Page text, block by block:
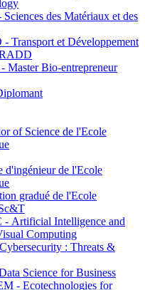
des Matériaux et des
Transport et Développement
Master Bio-entrepreneur
of Science de l'Ecole
d'ingénieur de l'Ecole
gradué de l'Ecole
Artificial Intelligence and
Computing
: Threats &
Science for Business
- Ecotechnologies for